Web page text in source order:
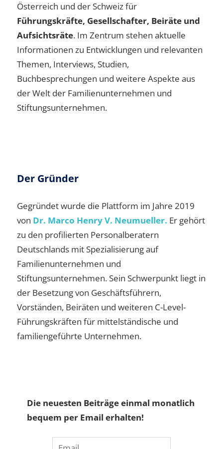
Österreich und der Schweiz für
Führungskräfte, Gesellschafter, Beiräte und
Aufsichtsräte. Im Zentrum stehen aktuelle
Informationen zu Entwicklungen und relevanten
Themen, Interviews, Studien,
Buchbesprechungen und weitere Aspekte aus
der Welt der Familienunternehmen und
Stiftungsunternehmen.
Der Gründer
Gegründet wurde die Plattform im Jahre 2019
von Dr. Marco Henry V. Neumueller. Er gehört
zu den profilierten Personalberatern
Deutschlands mit Spezialisierung auf
Familienunternehmen und
Stiftungsunternehmen. Sein Schwerpunkt liegt in
der Besetzung von Geschäftsführern,
Vorständen, Beiräten und weiteren C-Level-
Führungskräften für mittelständische und
familiengeführte Unternehmen.
Die neuesten Beiträge einmal monatlich
bequem per Email erhalten!